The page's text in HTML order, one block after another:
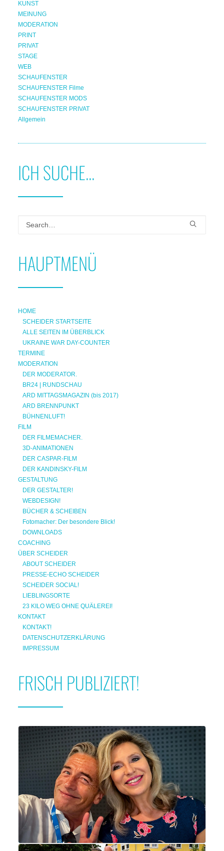
KUNST
MEINUNG
MODERATION
PRINT
PRIVAT
STAGE
WEB
SCHAUFENSTER
SCHAUFENSTER Filme
SCHAUFENSTER MODS
SCHAUFENSTER PRIVAT
Allgemein
ICH SUCHE...
HAUPTMENÜ
HOME
SCHEIDER STARTSEITE
ALLE SEITEN IM ÜBERBLICK
UKRAINE WAR DAY-COUNTER
TERMINE
MODERATION
DER MODERATOR.
BR24 | RUNDSCHAU
ARD MITTAGSMAGAZIN (bis 2017)
ARD BRENNPUNKT
BÜHNENLUFT!
FILM
DER FILMEMACHER.
3D-ANIMATIONEN
DER CASPAR-FILM
DER KANDINSKY-FILM
GESTALTUNG
DER GESTALTER!
WEBDESIGN!
BÜCHER & SCHEIBEN
Fotomacher: Der besondere Blick!
DOWNLOADS
COACHING
ÜBER SCHEIDER
ABOUT SCHEIDER
PRESSE-ECHO SCHEIDER
SCHEIDER SOCIAL!
LIEBLINGSORTE
23 KILO WEG OHNE QUÄLEREI!
KONTAKT
KONTAKT!
DATENSCHUTZERKLÄRUNG
IMPRESSUM
FRISCH PUBLIZIERT!